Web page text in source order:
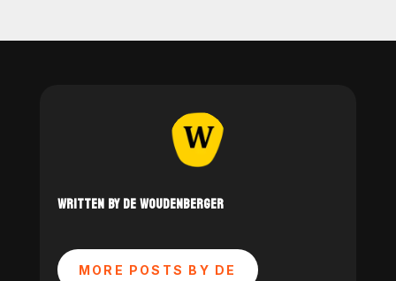
WRITTEN BY DE WOUDENBERGER
MORE POSTS BY DE